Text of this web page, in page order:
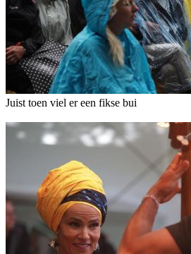
Juist toen viel er een fikse bui